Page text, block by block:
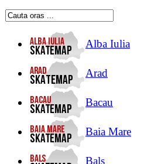
Alba Iulia
Arad
Bacau
Baia Mare
Bals